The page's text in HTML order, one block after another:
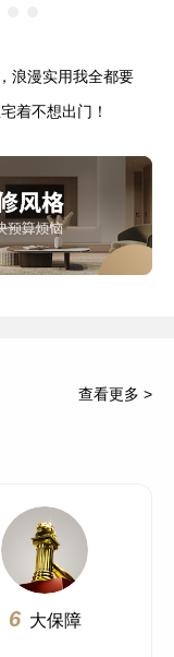
浪漫实用我全都要
着不想出门！
查看更多 >
6 大保障